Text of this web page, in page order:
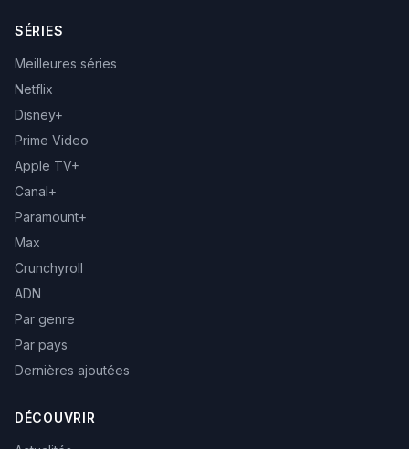
SÉRIES
Meilleures séries
Netflix
Disney+
Prime Video
Apple TV+
Canal+
Paramount+
Max
Crunchyroll
ADN
Par genre
Par pays
Dernières ajoutées
DÉCOUVRIR